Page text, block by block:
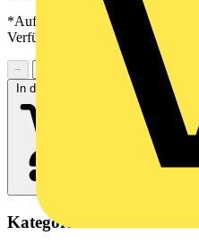
*Auf Anfrage verfügbar - bitte in
Verfügbarkeit zu prüfen
−
In den Warenkorb
Kategorien